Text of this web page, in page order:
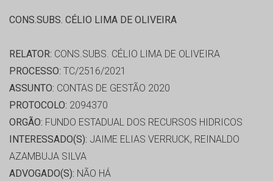
CONS.SUBS. CÉLIO LIMA DE OLIVEIRA
RELATOR: CONS.SUBS. CÉLIO LIMA DE OLIVEIRA
PROCESSO: TC/2516/2021
ASSUNTO: CONTAS DE GESTÃO 2020
PROTOCOLO: 2094370
ORGÃO: FUNDO ESTADUAL DOS RECURSOS HIDRICOS
INTERESSADO(S): JAIME ELIAS VERRUCK, REINALDO
AZAMBUJA SILVA
ADVOGADO(S): NÃO HÁ